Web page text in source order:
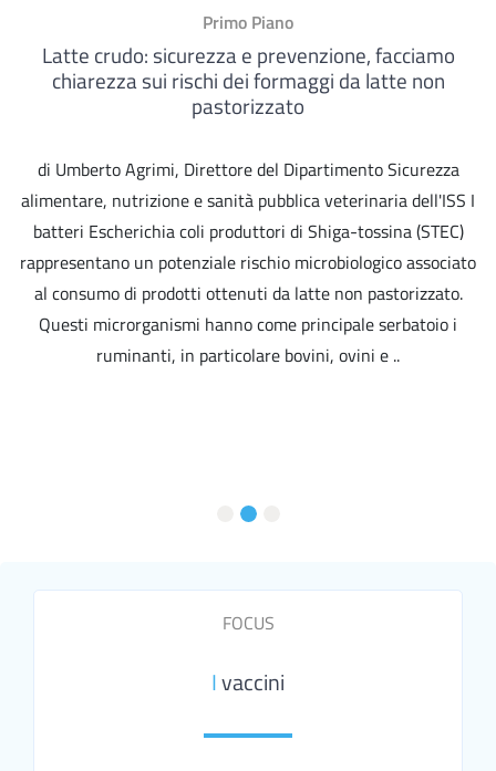
Primo Piano
Latte crudo: sicurezza e prevenzione, facciamo
chiarezza sui rischi dei formaggi da latte non
pastorizzato
di Umberto Agrimi, Direttore del Dipartimento Sicurezza
alimentare, nutrizione e sanità pubblica veterinaria dell'ISS I
batteri Escherichia coli produttori di Shiga-tossina (STEC)
rappresentano un potenziale rischio microbiologico associato
al consumo di prodotti ottenuti da latte non pastorizzato.
Questi microrganismi hanno come principale serbatoio i
ruminanti, in particolare bovini, ovini e ..
FOCUS
Ivaccini